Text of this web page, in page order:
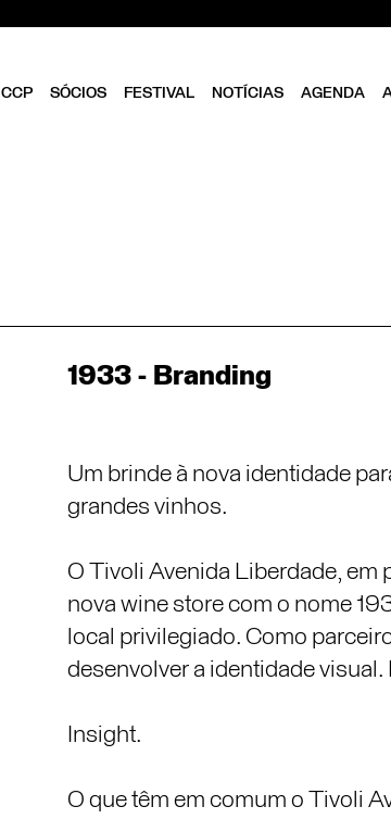
CCP
BIBLIOTECA CCP
EMPREENDEDORISMO
SÓCIOS FESTIVAL NOTÍCIAS AGENDA
1933 - Branding
Um brinde à nova identidade
grandes vinhos.
O Tivoli Avenida Liberdade, em
nova wine store com o nome
local privilegiado. Como
desenvolver a identidade
Insight.
O que têm em comum o Tivoli